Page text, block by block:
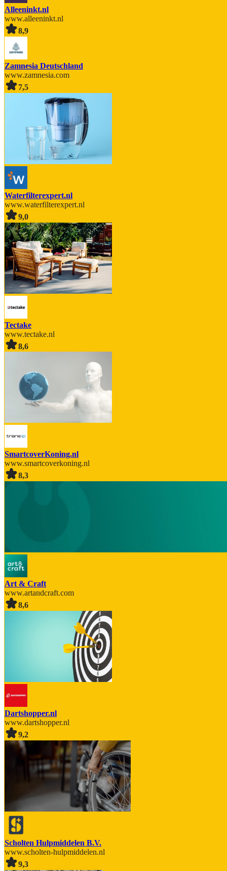
Alleeninkt.nl
www.alleeninkt.nl
8,9
Zamnesia Deutschland
www.zamnesia.com
7,5
Waterfilterexpert.nl
www.waterfilterexpert.nl
9,0
Tectake
www.tectake.nl
8,6
SmartcoverKoning.nl
www.smartcoverkoning.nl
8,3
Art & Craft
www.artandcraft.com
8,6
Dartshopper.nl
www.dartshopper.nl
9,2
Scholten Hulpmiddelen B.V.
www.scholten-hulpmiddelen.nl
9,3